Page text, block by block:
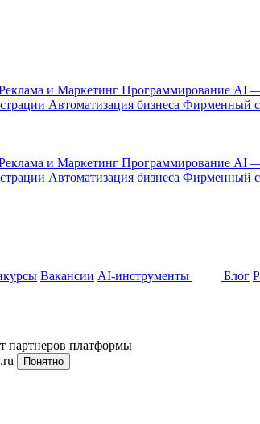
и Маркетинг Программирование AI —
Автоматизация бизнеса Фирменный
и Маркетинг Программирование AI —
Автоматизация бизнеса Фирменный
Вакансии AI-инструменты Блог
партнеров платформы
Понятно